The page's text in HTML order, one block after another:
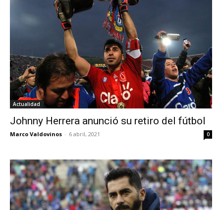
Actualidad
Johnny Herrera anunció su retiro del fútbol
Marco Valdovinos - 6 abril, 2021 0